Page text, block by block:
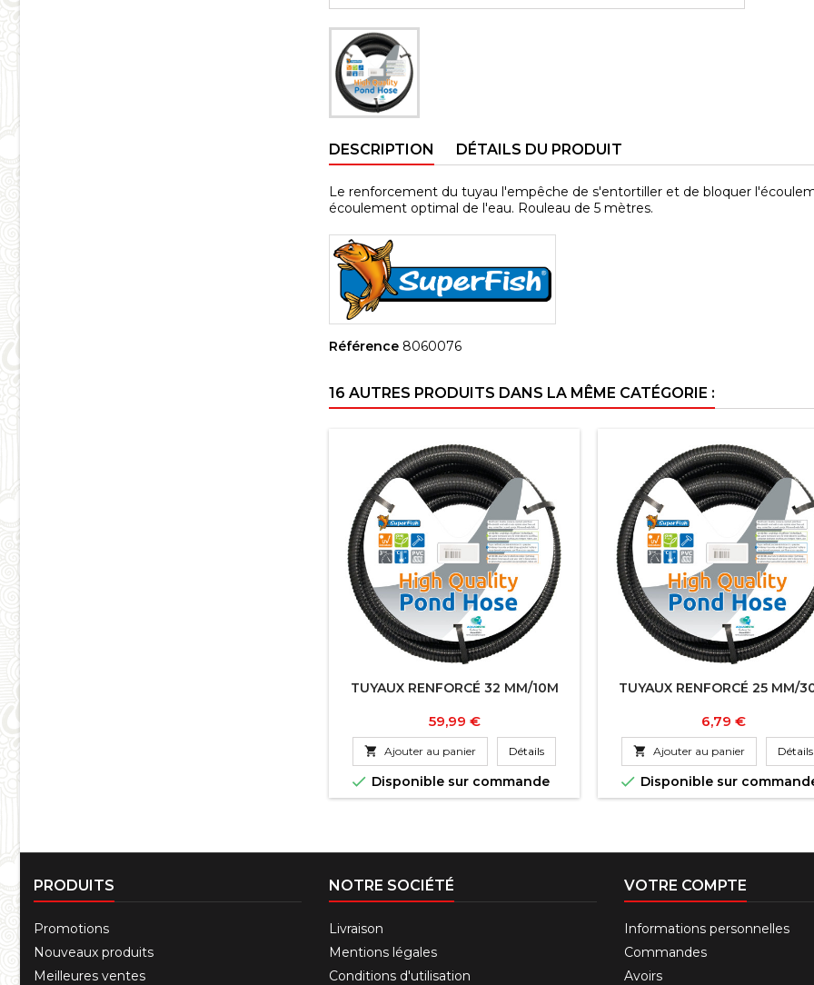
DESCRIPTION DÉTAILS DU PRODUIT
Le renforcement du tuyau l'empêche de s'entortiller et de bloquer
écoulement optimal de l'eau. Rouleau de 5 mètres.
Référence 8060076
16 AUTRES PRODUITS DANS LA MÊME CATÉGORIE :
TUYAUX RENFORCÉ 32 MM/10M
Prix
59,99 €
 Ajouter au panier Détails
 Disponible sur commande
TUYAUX RENFORCÉ 25 MM/
Prix
6,79 €
 Ajouter au panier Détails
 Disponible sur
PRODUITS
Promotions
Nouveaux produits
Meilleures ventes
NOTRE SOCIÉTÉ
Livraison
Mentions légales
Conditions d'utilisation
VOTRE COMPTE
Informations personnelles
Commandes
Avoirs